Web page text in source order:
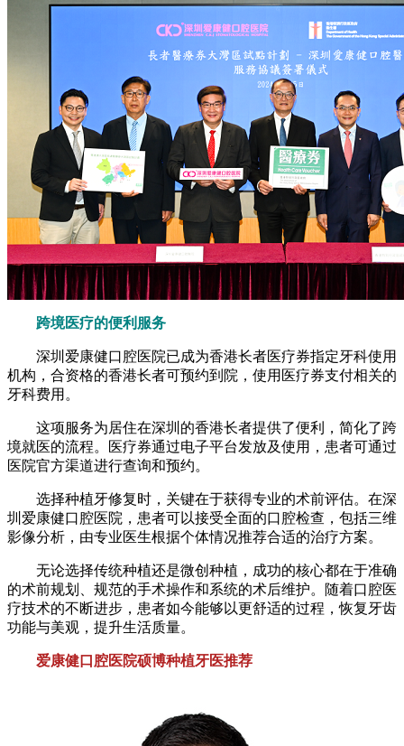
跨境医疗的便利服务
深圳爱康健口腔医院已成为香港长者医疗券指定牙科使用
机构，合资格的香港长者可预约到院，使用医疗券支付相关的
牙科费用。
这项服务为居住在深圳的香港长者提供了便利，简化了跨
境就医的流程。医疗券通过电子平台发放及使用，患者可通过
医院官方渠道进行查询和预约。
选择种植牙修复时，关键在于获得专业的术前评估。在深
圳爱康健口腔医院，患者可以接受全面的口腔检查，包括三维
影像分析，由专业医生根据个体情况推荐合适的治疗方案。
无论选择传统种植还是微创种植，成功的核心都在于准确
的术前规划、规范的手术操作和系统的术后维护。随着口腔医
疗技术的不断进步，患者如今能够以更舒适的过程，恢复牙齿
功能与美观，提升生活质量。
爱康健口腔医院硕博种植牙医推荐